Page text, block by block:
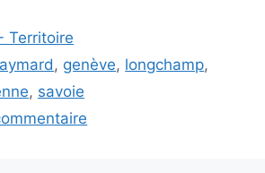
Territoire
, genève, longchamp,
, savoie